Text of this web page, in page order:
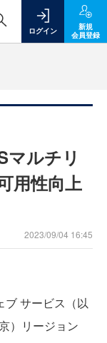
ログイン
新規
会員登録
マルチリ
用性向上
2023/09/04 16:45
サービス（以
）リージョン